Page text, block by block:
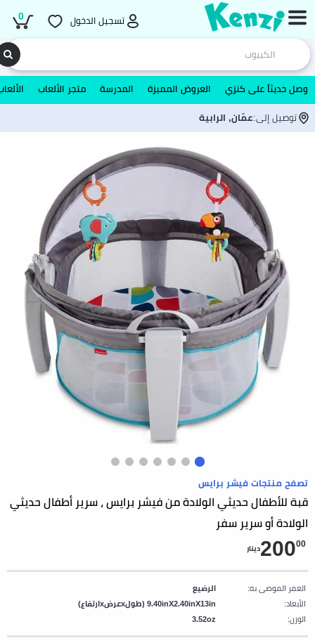
تسجيل الدخول 0
وصل حديثاً على كنزي العروض المميزة المدرسة متجر الألعاب
توصيل إلى:عمّان, الرابية
تصفح منتجات فيشر برايس
قبة للأطفال حديثي الولادة من فيشر برايس ، سرير أطفال حديثي
الولادة أو سرير سفر
20000 دينار
العمر الموصى به:
الرضيع
الأبعاد:
9.40inX2.40inX13in (طولxعرضxارتفاع)
الوزن:
3.52oz